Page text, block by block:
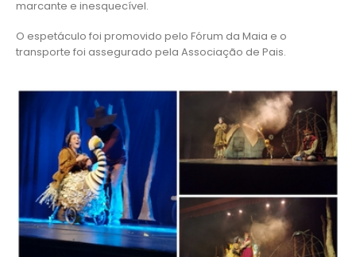
marcante e inesquecível.
O espetáculo foi promovido pelo Fórum da Maia e o
transporte foi assegurado pela Associação de Pais.